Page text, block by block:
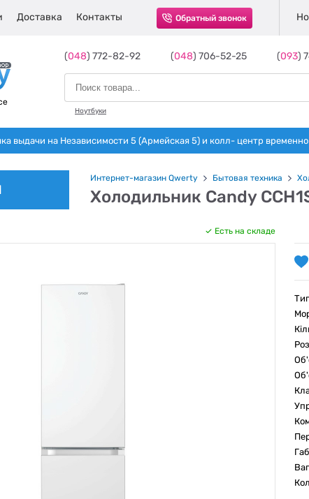
Доставка Контакты Обратный звонок
(048) 772-82-92 (048) 706-52-25 (093)
Ноутбуки
выдачи на Независимости 5 (Армейская 5) и колл- центр
Интернет-магазин Qwerty Бытовая техника
Холодильник Candy
Есть на складе